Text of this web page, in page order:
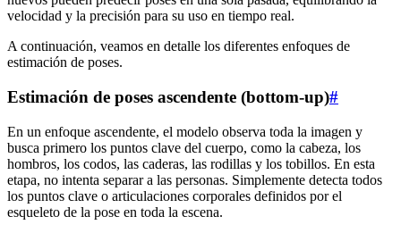
velocidad y la precisión para su uso en tiempo real.
A continuación, veamos en detalle los diferentes enfoques de
estimación de poses.
Estimación de poses ascendente (bottom-up)#
En un enfoque ascendente, el modelo observa toda la imagen y
busca primero los puntos clave del cuerpo, como la cabeza, los
hombros, los codos, las caderas, las rodillas y los tobillos. En esta
etapa, no intenta separar a las personas. Simplemente detecta todos
los puntos clave o articulaciones corporales definidos por el
esqueleto de la pose en toda la escena.